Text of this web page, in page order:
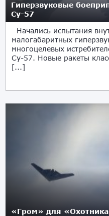
Гиперзвуковые
Су-57
Начались испытания
малогабаритных
многоцелевых
Су-57. Новые ракеты
[...]
«Гром» для